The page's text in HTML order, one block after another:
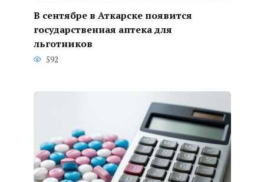
В сентябре в Аткарске появится
государственная аптека для
льготников
592